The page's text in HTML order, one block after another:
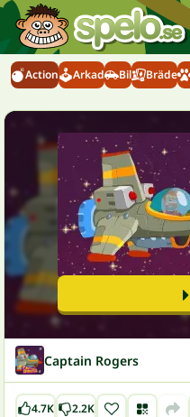
Action Arkad Bil Bräde
Captain Rogers
4.7K 2.2K